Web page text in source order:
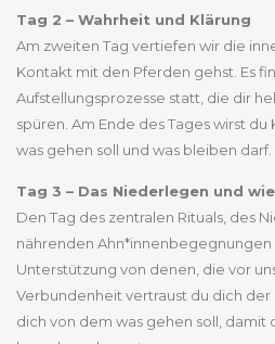
Tag 2 – Wahrheit und Klärung
Am zweiten Tag vertiefen wir die
Kontakt mit den Pferden gehst. Es
Aufstellungsprozesse statt, die dir
spüren. Am Ende des Tages wirst du
was gehen soll und was bleiben darf.
Tag 3 – Das Niederlegen und
Den Tag des zentralen Rituals, des
nährenden
Unterstützung von denen, die vor
Verbundenheit vertraust du dich der
dich von dem was gehen soll, damit